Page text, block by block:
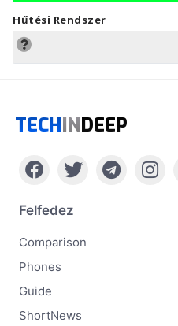
Hűtési Rendszer
TECHINDEEP
Felfedez
Comparison
Phones
Guide
ShortNews